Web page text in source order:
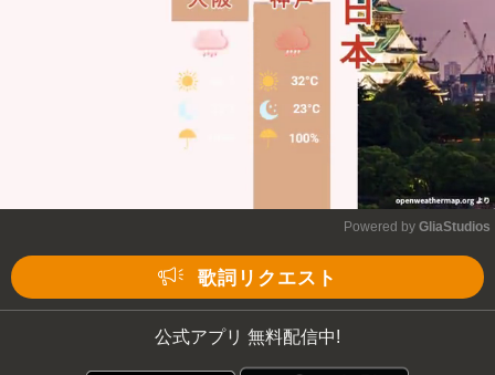
Powered by GliaStudios
歌詞リクエスト
公式アプリ 無料配信中!